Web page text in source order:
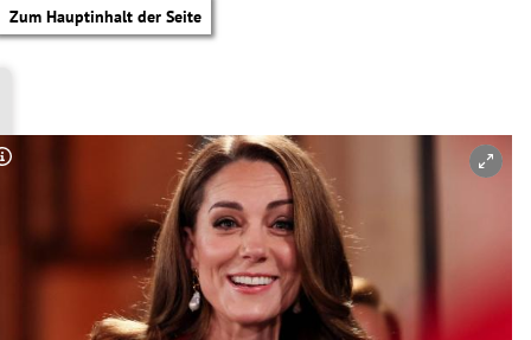
Zum Hauptinhalt der Seite
Copyright-Hinweis öffnen/schließen